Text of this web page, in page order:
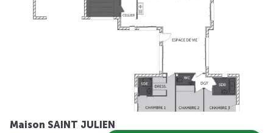
Maison SAINT JULIEN